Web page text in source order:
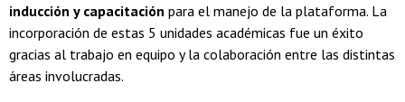
inducción y capacitación para el manejo de la plataforma. La
incorporación de estas 5 unidades académicas fue un éxito
gracias al trabajo en equipo y la colaboración entre las distintas
áreas involucradas.